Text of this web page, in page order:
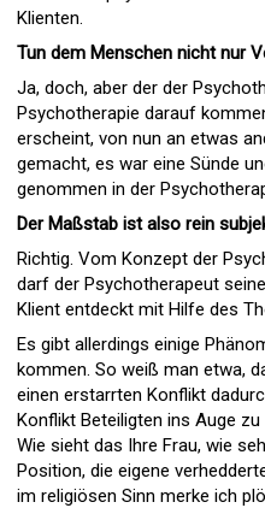
Klienten.
Tun dem Menschen nicht nur
Ja, doch, aber der der
Psychotherapie darauf
erscheint, von nun an etwas
gemacht, es war eine Sünde
genommen in der
Der Maßstab ist also rein
Richtig. Vom Konzept der
darf der Psychotherapeut
Klient entdeckt mit Hilfe des
Es gibt allerdings einige
kommen. So weiß man etwa,
einen erstarrten Konflikt
Konflikt Beteiligten ins Auge
Wie sieht das Ihre Frau, wie
Position, die eigene
im religiösen Sinn merke ich